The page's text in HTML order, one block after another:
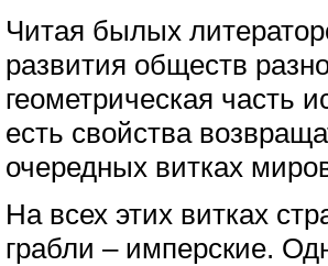
Читая былых
развития обществ
геометрическая часть
есть свойства
очередных витках
На всех этих витках
грабли – имперские.